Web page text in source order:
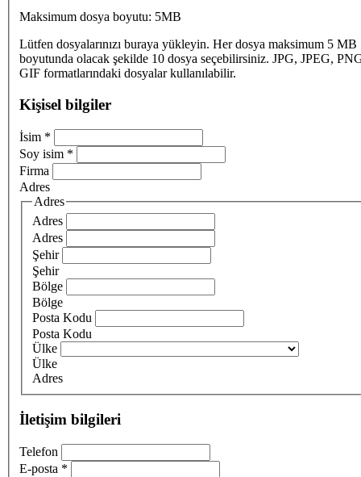
Maksimum dosya boyutu: 5MB
Lütfen dosyalarınızı buraya yükleyin. Her dosya maksimum 5 MB
boyutunda olacak şekilde 10 dosya seçebilirsiniz. JPG, JPEG,
GIF formatlarındaki dosyalar kullanılabilir.
Kişisel bilgiler
İsim *
Soy isim *
Firma
Adres
Adres
Adres
Adres
Şehir
Şehir
Bölge
Bölge
Posta Kodu
Posta Kodu
Ülke
Ülke
Adres
İletişim bilgileri
Telefon
E-posta *